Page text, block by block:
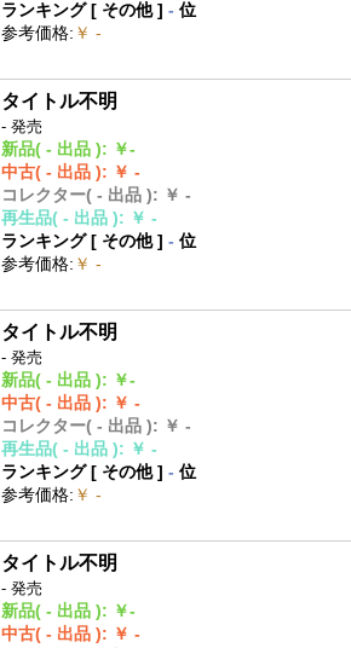
ランキング [ その他]- 位
参考価格: ￥ -
タイトル不明
- 発売
新品( - 出品 ): ￥-
中古( - 出品 ): ￥ -
コレクター( - 出品 ): ￥ -
再生品( - 出品 ): ￥ -
ランキング [ その他]- 位
参考価格: ￥ -
タイトル不明
- 発売
新品( - 出品 ): ￥-
中古( - 出品 ): ￥ -
コレクター( - 出品 ): ￥ -
再生品( - 出品 ): ￥ -
ランキング [ その他]- 位
参考価格: ￥ -
タイトル不明
- 発売
新品( - 出品 ): ￥-
中古( - 出品 ): ￥ -